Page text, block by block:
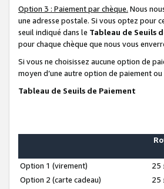
Option 3 : Paiement par chèque. Nous
une adresse postale. Si vous optez pour
seuil indiqué dans le Tableau de Seuils
pour chaque chèque que nous vous
Si vous ne choisissez aucune option de
moyen d’une autre option de paiement
Tableau de Seuils de Paiement
Option 1 (virement)
25
Option 2 (carte cadeau)
25